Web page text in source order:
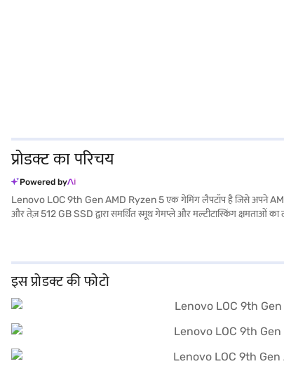
प्रोडक्ट का परिचय
Powered by
Lenovo LOC 9th Gen AMD Ryzen 5 एक गेमिंग लैपटॉप है जिसे अपने
और तेज़ 512 GB SSD द्वारा समर्थित स्मूथ गेमप्ले और मल्टीटास्किंग क्षमताओं
बीच संतुलन चाहते हैं. खरीदारी करने के लिए बजाज फाइनेंस पर विकल्पों के बारे में
इस प्रोडक्ट की फोटो